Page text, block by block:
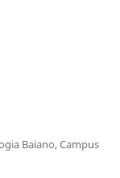
Baiano, Campus